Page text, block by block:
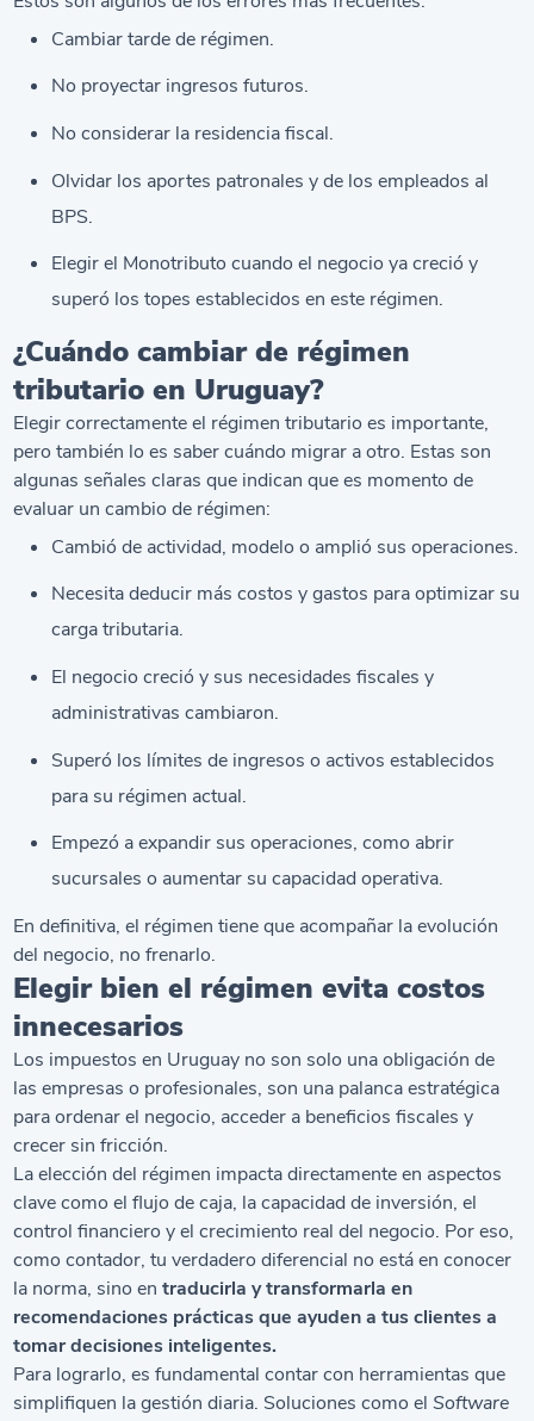
Cambiar tarde de régimen.
No proyectar ingresos futuros.
No considerar la residencia fiscal.
Olvidar los aportes patronales y de los empleados al
BPS.
Elegir el Monotributo cuando el negocio ya creció y
superó los topes establecidos en este régimen.
¿Cuándo cambiar de régimen
tributario en Uruguay?
Elegir correctamente el régimen tributario es importante,
pero también lo es saber cuándo migrar a otro. Estas son
algunas señales claras que indican que es momento de
evaluar un cambio de régimen:
Cambió de actividad, modelo o amplió sus operaciones.
Necesita deducir más costos y gastos para optimizar su
carga tributaria.
El negocio creció y sus necesidades fiscales y
administrativas cambiaron.
Superó los límites de ingresos o activos establecidos
para su régimen actual.
Empezó a expandir sus operaciones, como abrir
sucursales o aumentar su capacidad operativa.
En definitiva, el régimen tiene que acompañar la evolución
del negocio, no frenarlo.
Elegir bien el régimen evita costos
innecesarios
Los impuestos en Uruguay no son solo una obligación de
las empresas o profesionales, son una palanca estratégica
para ordenar el negocio, acceder a beneficios fiscales y
crecer sin fricción.
La elección del régimen impacta directamente en aspectos
clave como el flujo de caja, la capacidad de inversión, el
control financiero y el crecimiento real del negocio. Por eso,
como contador, tu verdadero diferencial no está en conocer
la norma, sino entraducirla y transformarla en
recomendaciones prácticas que ayuden a tus clientes a
tomar decisiones inteligentes.
Para lograrlo, es fundamental contar con herramientas que
simplifiquen la gestión diaria. Soluciones como elSoftware